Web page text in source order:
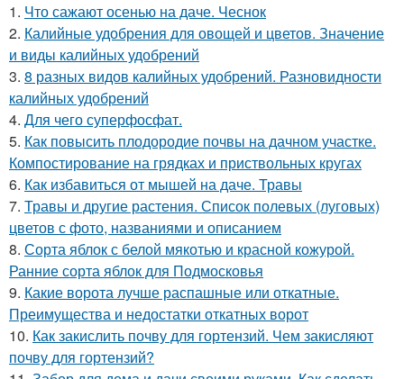
1. Что сажают осенью на даче. Чеснок
2. Калийные удобрения для овощей и цветов. Значение
и виды калийных удобрений
3. 8 разных видов калийных удобрений. Разновидности
калийных удобрений
4. Для чего суперфосфат.
5. Как повысить плодородие почвы на дачном участке.
Компостирование на грядках и приствольных кругах
6. Как избавиться от мышей на даче. Травы
7. Травы и другие растения. Список полевых (луговых)
цветов с фото, названиями и описанием
8. Сорта яблок с белой мякотью и красной кожурой.
Ранние сорта яблок для Подмосковья
9. Какие ворота лучше распашные или откатные.
Преимущества и недостатки откатных ворот
10. Как закислить почву для гортензий. Чем закисляют
почву для гортензий?